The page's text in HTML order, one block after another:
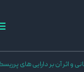
و اثر آن بر دارایی‌ های